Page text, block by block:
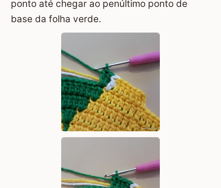
ponto até chegar ao penúltimo ponto de
base da folha verde.